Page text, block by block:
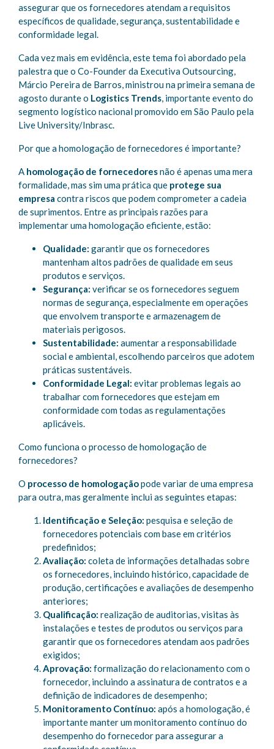
assegurar que os fornecedores atendam a requisitos
específicos de qualidade, segurança, sustentabilidade e
conformidade legal.
Cada vez mais em evidência, este tema foi abordado pela
palestra que o Co-Founder da Executiva Outsourcing,
Márcio Pereira de Barros, ministrou na primeira semana de
agosto durante o Logistics Trends, importante evento do
segmento logístico nacional promovido em São Paulo pela
Live University/Inbrasc.
Por que a homologação de fornecedores é importante?
A homologação de fornecedoresnão é apenas uma mera
formalidade, mas sim uma prática que protege sua
empresa contra riscos que podem comprometer a cadeia
de suprimentos. Entre as principais razões para
implementar uma homologação eficiente, estão:
Qualidade: garantir que os fornecedores
mantenham altos padrões de qualidade em seus
produtos e serviços.
Segurança: verificar se os fornecedores seguem
normas de segurança, especialmente em operações
que envolvem transporte e armazenagem de
materiais perigosos.
Sustentabilidade: aumentar a responsabilidade
social e ambiental, escolhendo parceiros que adotem
práticas sustentáveis.
Conformidade Legal: evitar problemas legais ao
trabalhar com fornecedores que estejam em
conformidade com todas as regulamentações
aplicáveis.
Como funciona o processo de homologação de
fornecedores?
O processo de homologaçãopode variar de uma empresa
para outra, mas geralmente inclui as seguintes etapas:
Identificação e Seleção: pesquisa e seleção de
fornecedores potenciais com base em critérios
predefinidos;
Avaliação: coleta de informações detalhadas sobre
os fornecedores, incluindo histórico, capacidade de
produção, certificações e avaliações de desempenho
anteriores;
Qualificação: realização de auditorias, visitas às
instalações e testes de produtos ou serviços para
garantir que os fornecedores atendam aos padrões
exigidos;
Aprovação: formalização do relacionamento com o
fornecedor, incluindo a assinatura de contratos e a
definição de indicadores de desempenho;
Monitoramento Contínuo: após a homologação, é
importante manter um monitoramento contínuo do
desempenho do fornecedor para assegurar a